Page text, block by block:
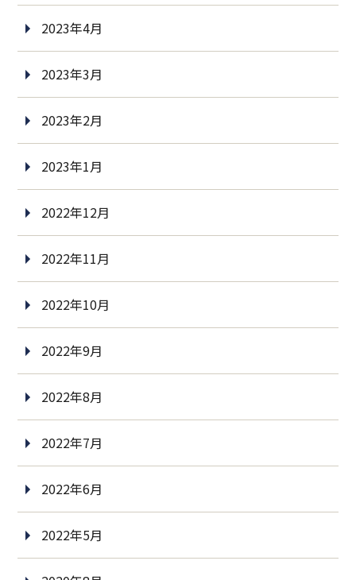
2023年4月
2023年3月
2023年2月
2023年1月
2022年12月
2022年11月
2022年10月
2022年9月
2022年8月
2022年7月
2022年6月
2022年5月